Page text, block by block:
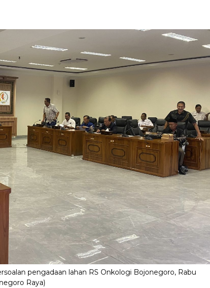
pengadaan lahan RS Onkologi Bojonegoro, Rabu
Raya)